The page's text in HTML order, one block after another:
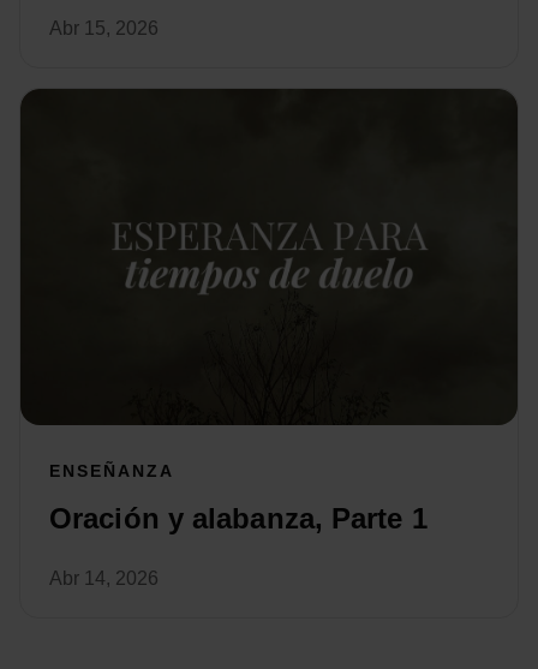
Abr 15, 2026
ENSEÑANZA
Oración y alabanza, Parte 1
Abr 14, 2026